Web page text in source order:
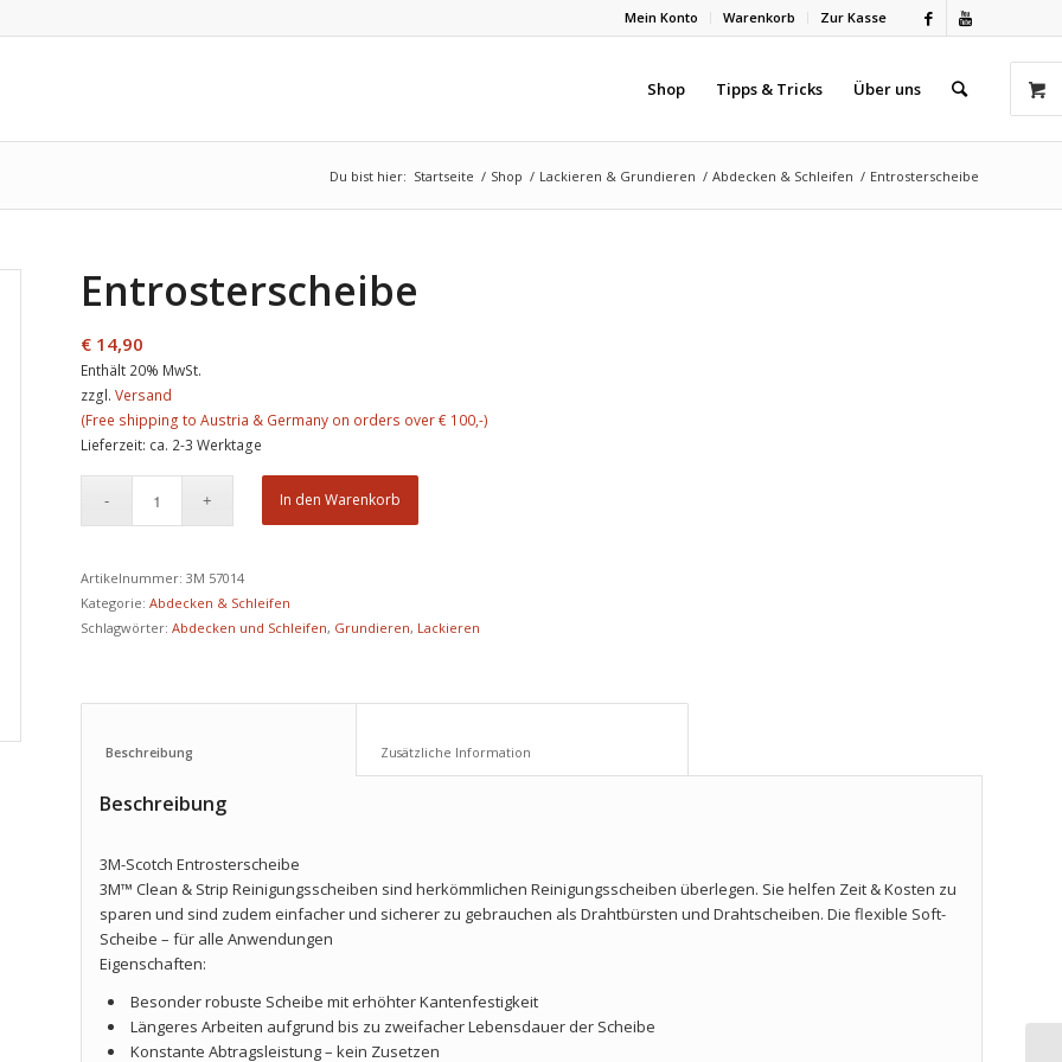
Mein Konto Warenkorb Zur Kasse
Shop Tipps & Tricks Über uns
Du bist hier: Startseite / Shop / Lackieren & Grundieren / Abdecken & Schleifen / Entrosterscheibe
Entrosterscheibe
€ 14,90
Enthält 20% MwSt.
zzgl.Versand
Lieferzeit: ca. 2-3 Werktage
In den Warenkorb
Artikelnummer:3M 57014
Kategorie:Abdecken & Schleifen
Schlagwörter:Abdecken und Schleifen, Grundieren, Lackieren
Beschreibung
3M-Scotch Entrosterscheibe
3M™ Clean & Strip Reinigungsscheiben sind herkömmlichen Reinigungsscheiben überlegen. Sie helfen Zeit & Kosten zu
sparen und sind zudem einfacher und sicherer zu gebrauchen als Drahtbürsten und Drahtscheiben. Die flexible Soft-
Scheibe – für alle Anwendungen
Eigenschaften:
Besonder robuste Scheibe mit erhöhter Kantenfestigkeit
Längeres Arbeiten aufgrund bis zu zweifacher Lebensdauer der Scheibe
Konstante Abtragsleistung – kein Zusetzen